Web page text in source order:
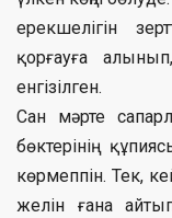
ерекшелігін
қорғауға
енгізілген.
Сан мәрте
бөктерінің
көрмеппін. Тек,
желін ғана